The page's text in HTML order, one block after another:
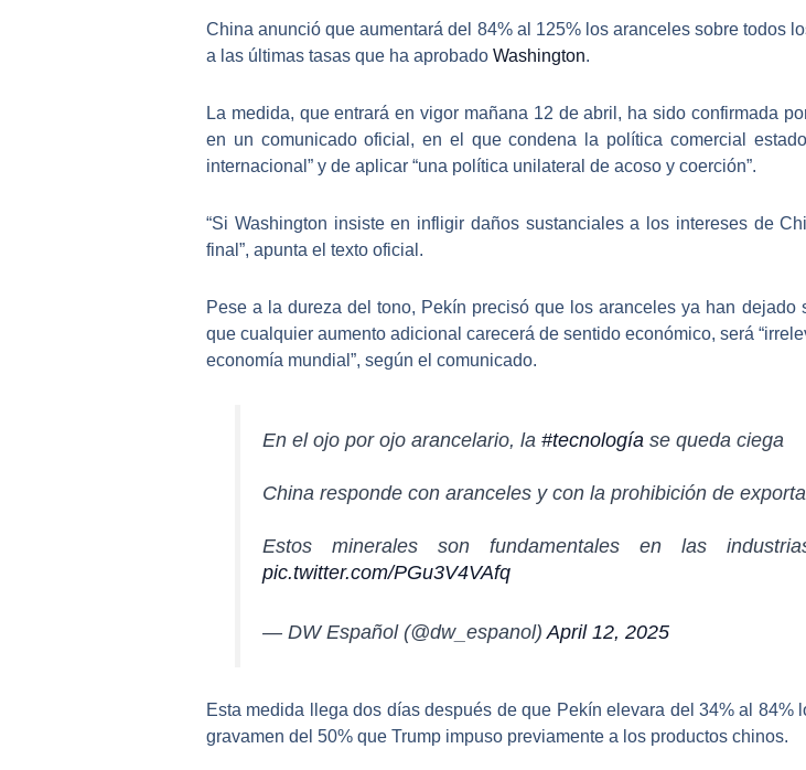
China anunció queaumentará del 84% al 125% los arancelessobre todos
a las últimas tasas que ha aprobado Washington.
La medida, queentrará en vigor mañana 12 de abril , ha sido confirmada
en un comunicado oficial, en el que condena la política comercial
internacional” y de aplicar “una política unilateral de acoso y coerción”.
“Si Washington insiste en infligir daños sustanciales a los intereses de
final”, apunta el texto oficial.
Pese a la dureza del tono, Pekín precisó que los aranceles ya han
que cualquier aumento adicional carecerá de sentido económico, será
economía mundial”, según el comunicado.
En el ojo por ojo arancelario, la#tecnología se queda ciega
China responde con aranceles y con la prohibición de
Estos minerales son fundamentales en las
pic.twitter.com/PGu3V4VAfq
— DW Español (@dw_espanol)April 12, 2025
Esta medida llegados días después de que Pekín elevara del 34% al 84%
gravamen del 50% que Trump impuso previamente a los productos chinos.